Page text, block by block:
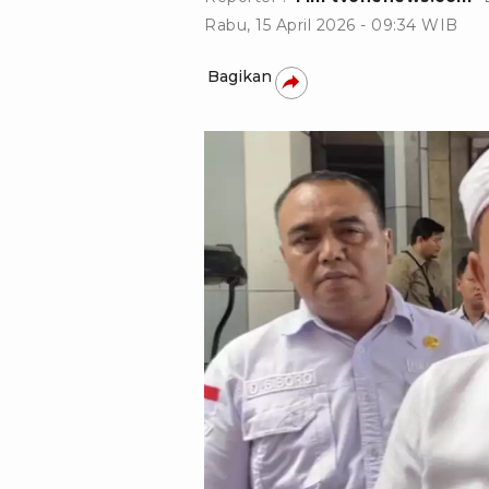
Rabu, 15 April 2026 - 09:34 WIB
Bagikan